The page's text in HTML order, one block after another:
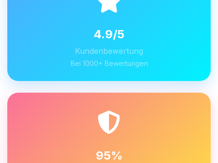
4.9/5
Kundenbewertung
Bei 1000+ Bewertungen
95%